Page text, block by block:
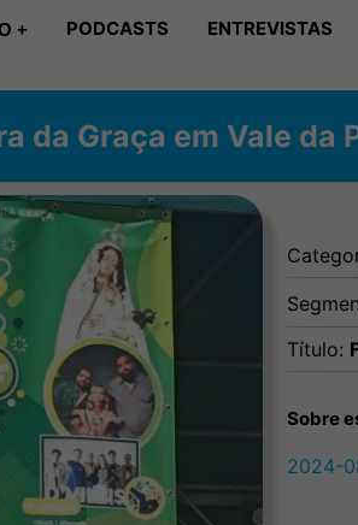
+ PODCASTS ENTREVISTAS
da Graça em Vale da
Título:
Sobre
2024-